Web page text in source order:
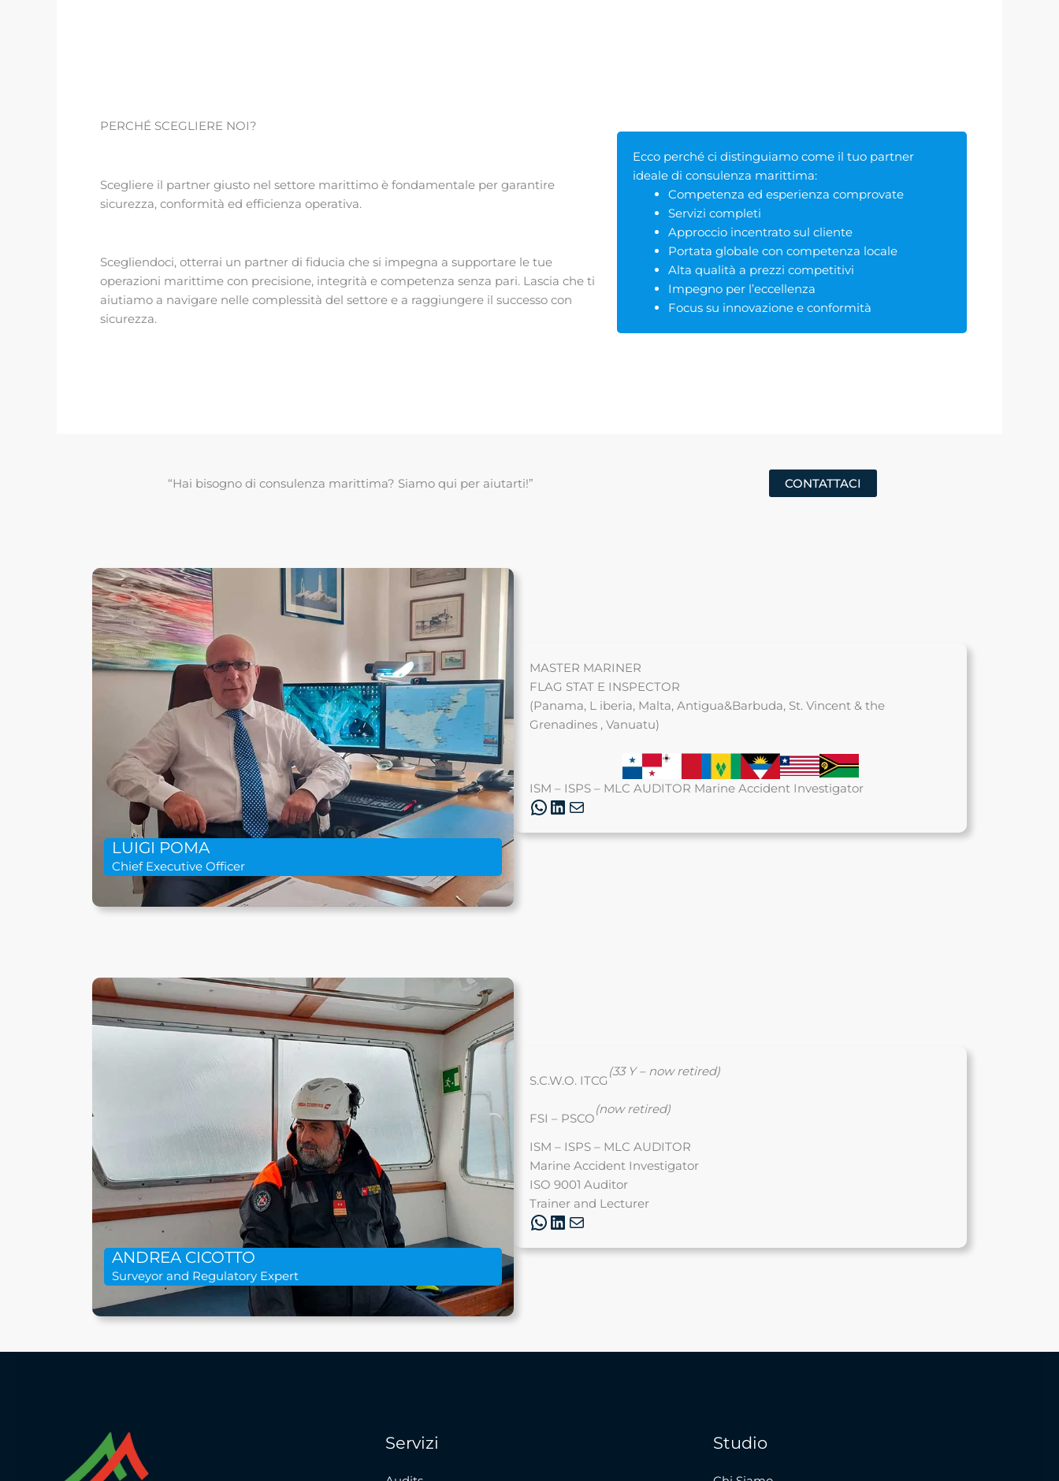
PERCHÉ SCEGLIERE NOI?
Scegliere il partner giusto nel settore marittimo è fondamentale per garantire
sicurezza, conformità ed efficienza operativa.
Scegliendoci, otterrai un partner di fiducia che si impegna a supportare le tue
operazioni marittime con precisione, integrità e competenza senza pari. Lascia che ti
aiutiamo a navigare nelle complessità del settore e a raggiungere il successo con
sicurezza.
Ecco perché ci distinguiamo come il tuo partner
ideale di consulenza marittima:
Competenza ed esperienza comprovate
Servizi completi
Approccio incentrato sul cliente
Portata globale con competenza locale
Alta qualità a prezzi competitivi
Impegno per l’eccellenza
Focus su innovazione e conformità
“Hai bisogno di consulenza marittima? Siamo qui per aiutarti!” CONTATTACI
LUIGI POMA
Chief Executive Officer
MASTER MARINER
FLAG STAT E INSPECTOR
(Panama, L iberia, Malta, Antigua&Barbuda, St. Vincent & the
Grenadines , Vanuatu)
ISM – ISPS – MLC AUDITOR Marine Accident Investigator
WhatsApp
LinkedIn
luigi.poma@lpmc.com
ANDREA CICOTTO
Surveyor and Regulatory Expert
S.C.W.O. ITCG
(33 Y – now retired)
FSI – PSCO
(now retired)
ISM – ISPS – MLC AUDITOR
Marine Accident Investigator
ISO 9001 Auditor
Trainer and Lecturer
WhatsApp
LinkedIn
andrea.cicotto@lpmc.com
Servizi Studio